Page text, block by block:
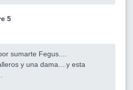
5
sumarte Fegus....
y una dama....y esta